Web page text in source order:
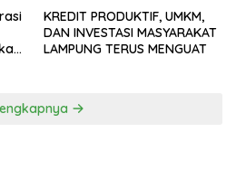
KREDIT PRODUKTIF, UMKM,
DAN INVESTASI MASYARAKAT
LAMPUNG TERUS MENGUAT